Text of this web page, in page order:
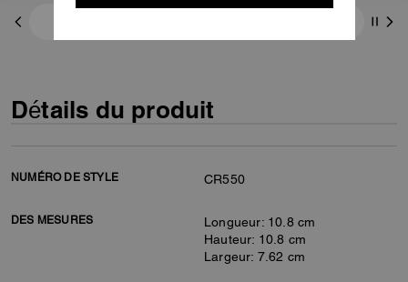
Détails du produit
NUMÉRO DE STYLE CR550
DES MESURES
Longueur: 10.8 cm
Hauteur: 10.8 cm
Largeur: 7.62 cm